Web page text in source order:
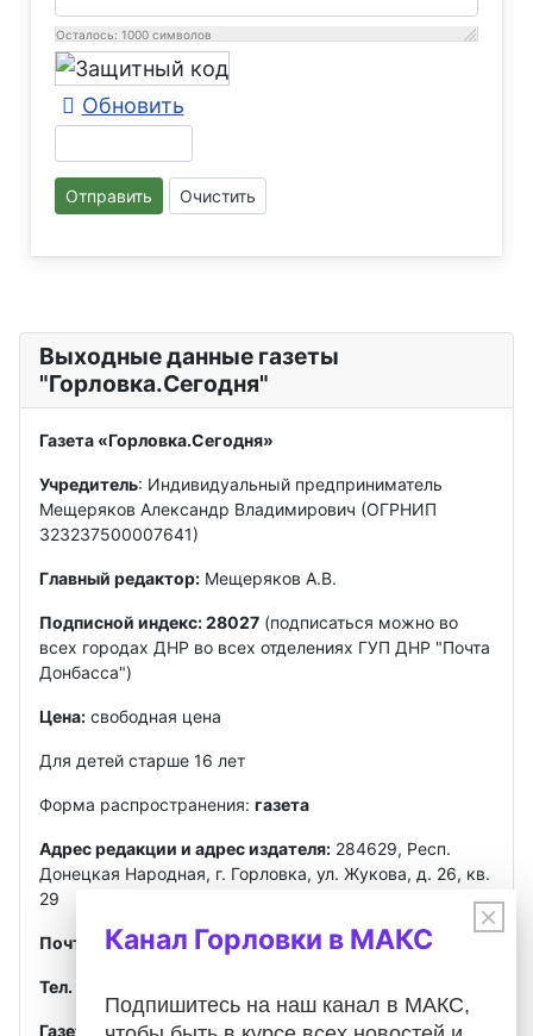
Осталось: 1000 символов
Обновить
Отправить Очистить
Выходные данные газеты
"Горловка.Сегодня"
Газета «Горловка.Сегодня»
Учредитель: Индивидуальный предприниматель
Мещеряков Александр Владимирович (ОГРНИП
323237500007641)
Главный редактор: Мещеряков А.В.
Подписной индекс: 28027 (подписаться можно во
всех городах ДНР во всех отделениях ГУП ДНР "Почта
Донбасса")
Цена: свободная цена
Для детей старше 16 лет
Форма распространения: газета
Адрес редакции и адрес издателя: 284629, Респ.
Донецкая Народная, г. Горловка, ул. Жукова, д. 26, кв.
29
Почта gorlovkasegodnya@ya.ru
Тел. ред.:
Газета зарегистрированаФедеральной службой по
×
Канал Горловки в МАКС
Подпишитесь на наш канал в МАКС,